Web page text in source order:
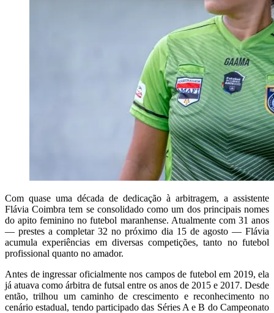
Com quase uma década de dedicação à arbitragem, a assistente
Flávia Coimbra tem se consolidado como um dos principais nomes
do apito feminino no futebol maranhense. Atualmente com 31 anos
— prestes a completar 32 no próximo dia 15 de agosto — Flávia
acumula experiências em diversas competições, tanto no futebol
profissional quanto no amador.
Antes de ingressar oficialmente nos campos de futebol em 2019, ela
já atuava como árbitra de futsal entre os anos de 2015 e 2017. Desde
então, trilhou um caminho de crescimento e reconhecimento no
cenário estadual, tendo participado das Séries A e B do Campeonato